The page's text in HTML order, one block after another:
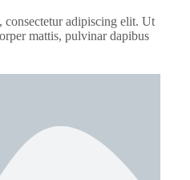
adipiscing elit. Ut
mattis, pulvinar dapibus